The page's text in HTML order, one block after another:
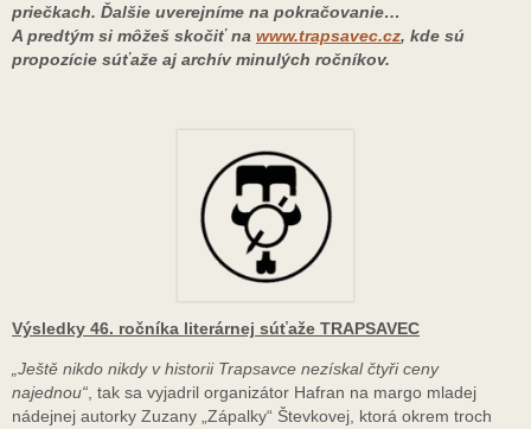
priečkach. Ďalšie uverejníme na pokračovanie…
A predtým si môžeš skočiť na www.trapsavec.cz, kde sú
propozície súťaže aj archív minulých ročníkov.
Výsledky 46. ročníka literárnej súťaže TRAPSAVEC
„Ještě nikdo nikdy v historii Trapsavce nezískal čtyři ceny
najednou“ , tak sa vyjadril organizátor Hafran na margo mladej
nádejnej autorky Zuzany „Zápalky“ Števkovej, ktorá okrem troch